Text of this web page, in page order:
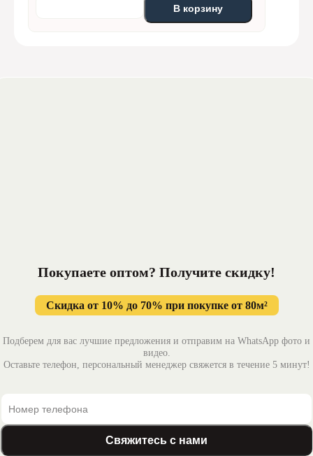
В корзину
Покупаете оптом? Получите скидку!
Скидка от 10% до 70% при покупке от 80м²
Подберем для вас лучшие предложения и отправим на WhatsApp фото и
видео.
Оставьте телефон, персональный менеджер свяжется в течение 5 минут!
Свяжитесь с нами